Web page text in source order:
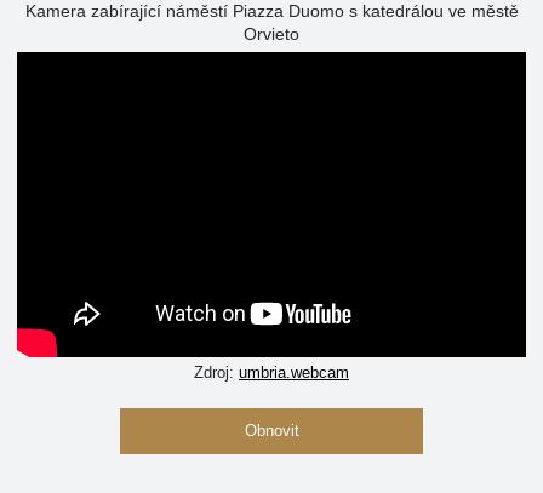
Kamera zabírající náměstí Piazza Duomo s katedrálou ve městě
Orvieto
Zdroj: umbria.webcam
Obnovit